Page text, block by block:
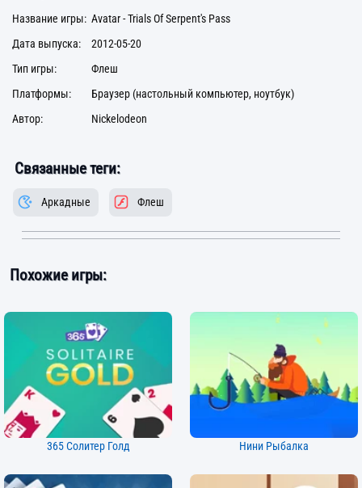
Название игры: Avatar - Trials Of Serpent's Pass
Дата выпуска:
2012-05-20
Тип игры:
Флеш
Платформы:
Браузер (настольный компьютер, ноутбук)
Автор:
Nickelodeon
Связанные теги:
Аркадные Флеш
Похожие игры:
365 Солитер Голд Нини Рыбалка